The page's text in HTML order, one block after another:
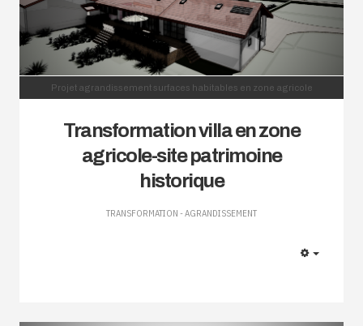
Projet agrandissement surfaces habitables en zone agricole
Transformation villa en zone
agricole-site patrimoine
historique
TRANSFORMATION - AGRANDISSEMENT